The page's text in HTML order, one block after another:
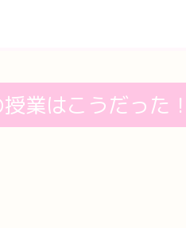
業はこうだった！